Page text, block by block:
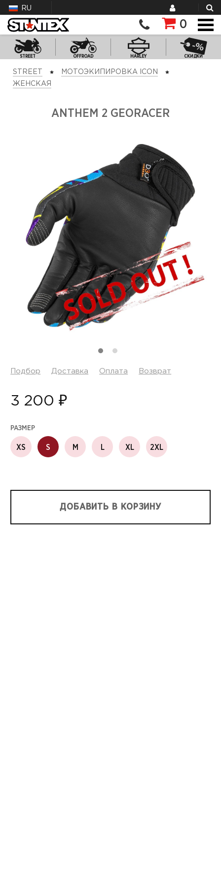
RU
0
STREET OFFROAD HARLEY СКИДКИ
STREET
МОТОЭКИПИРОВКА ICON
ЖЕНСКАЯ
ANTHEM 2 GEORACER
Подбор Доставка Оплата Возврат
3 200 ₽
РАЗМЕР
XS S M L XL 2XL
ДОБАВИТЬ В КОРЗИНУ